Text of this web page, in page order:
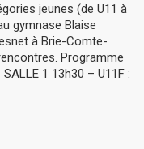
jeunes (de U11 à
gymnase Blaise
à Brie-Comte-
Programme
1 13h30 – U11F :